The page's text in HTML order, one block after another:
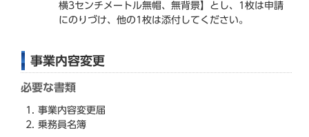
横3センチメートル無帽、無背景】とし、1枚は申請
にのりづけ、他の1枚は添付してください。
事業内容変更
必要な書類
事業内容変更届
乗務員名簿